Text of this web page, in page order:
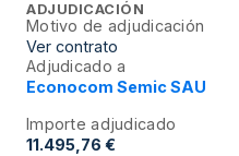
ADJUDICACIÓN
Motivo de adjudicación
Ver contrato
Adjudicado a
Econocom Semic SAU
Importe adjudicado
11.495,76 €